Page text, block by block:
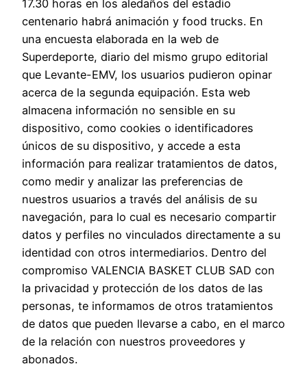
17.30 horas en los aledaños del estadio
centenario habrá animación y food trucks. En
una encuesta elaborada en la web de
Superdeporte, diario del mismo grupo editorial
que Levante-EMV, los usuarios pudieron opinar
acerca de la segunda equipación. Esta web
almacena información no sensible en su
dispositivo, como cookies o identificadores
únicos de su dispositivo, y accede a esta
información para realizar tratamientos de datos,
como medir y analizar las preferencias de
nuestros usuarios a través del análisis de su
navegación, para lo cual es necesario compartir
datos y perfiles no vinculados directamente a su
identidad con otros intermediarios. Dentro del
compromiso VALENCIA BASKET CLUB SAD con
la privacidad y protección de los datos de las
personas, te informamos de otros tratamientos
de datos que pueden llevarse a cabo, en el marco
de la relación con nuestros proveedores y
abonados.